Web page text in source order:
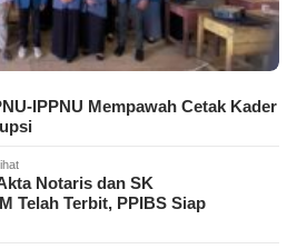
IPPNU Mempawah Cetak Kader
Notaris dan SK
Telah Terbit, PPIBS Siap